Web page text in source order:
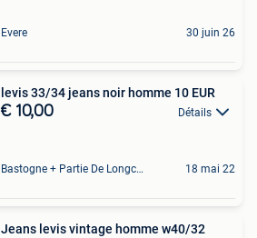
Evere 30 juin 26
levis 33/34 jeans noir homme 10 EUR
€ 10,00 Détails
Bastogne + Partie De Longchamps Et Sibret 18 mai 22
Jeans levis vintage homme w40/32